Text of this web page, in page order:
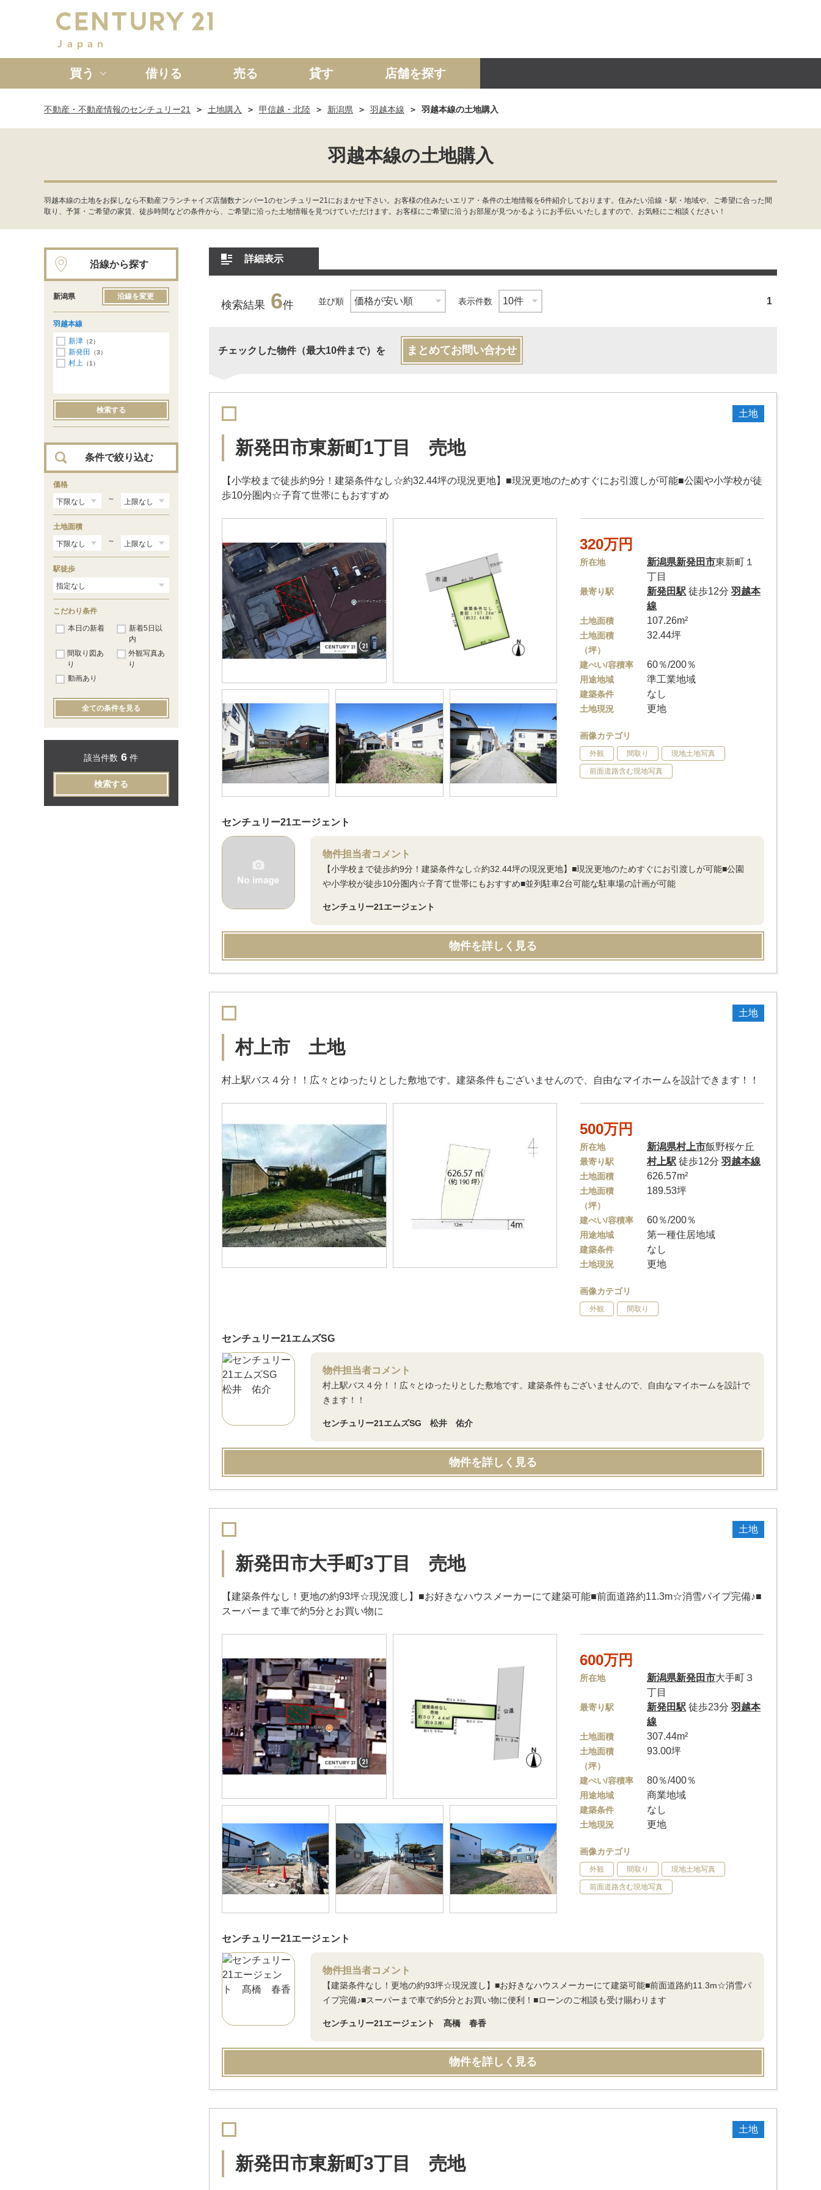
買う
新築一戸建て 中古一戸建て マンション 土地 事業投資用
借りる 売る 貸す 店舗を探す
不動産・不動産情報のセンチュリー21 土地購入 甲信越・北陸 新潟県 羽越本線 羽越本線の土地購入
羽越本線の土地購入
羽越本線の土地をお探しなら不動産フランチャイズ店舗数ナンバー1のセンチュリー21におまかせ下さい。お客様の住みたいエリア・条件の土地情報を6件紹介しております。住みたい沿線・駅・地域や、ご希望に合った間
取り、予算・ご希望の家賃、徒歩時間などの条件から、ご希望に沿った土地情報を見つけていただけます。お客様にご希望に沿うお部屋が見つかるようにお手伝いいたしますので、お気軽にご相談ください！
詳細表示
検索結果 6件 並び順 表示件数 1
チェックした物件（最大10件まで）を まとめてお問い合わせ
土地
新発田市東新町1丁目 売地
【小学校まで徒歩約9分！建築条件なし☆約32.44坪の現況更地】■現況更地のためすぐにお引渡しが可能■公園や小学校が徒
歩10分圏内☆子育て世帯にもおすすめ
320万円
所在地 新潟県新発田市東新町１
丁目
最寄り駅 新発田駅 徒歩12分羽越本
線
土地面積 107.26m²
土地面積
（坪）
32.44坪
建ぺい/容積率 60％/200％
用途地域 準工業地域
建築条件 なし
土地現況 更地
画像カテゴリ
外観 間取り 現地土地写真
前面道路含む現地写真
センチュリー21エージェント
物件担当者コメント
【小学校まで徒歩約9分！建築条件なし☆約32.44坪の現況更地】■現況更地のためすぐにお引渡しが可能■公園
や小学校が徒歩10分圏内☆子育て世帯にもおすすめ■並列駐車2台可能な駐車場の計画が可能
センチュリー21エージェント
物件を詳しく見る
土地
村上市 土地
村上駅バス４分！！広々とゆったりとした敷地です。建築条件もございませんので、自由なマイホームを設計できます！！
500万円
所在地 新潟県村上市飯野桜ケ丘
最寄り駅 村上駅 徒歩12分羽越本線
土地面積 626.57m²
土地面積
（坪）
189.53坪
建ぺい/容積率 60％/200％
用途地域 第一種住居地域
建築条件 なし
土地現況 更地
画像カテゴリ
外観 間取り
センチュリー21エムズSG
物件担当者コメント
村上駅バス４分！！広々とゆったりとした敷地です。建築条件もございませんので、自由なマイホームを設計で
きます！！
センチュリー21エムズSG 松井 佑介
物件を詳しく見る
土地
新発田市大手町3丁目 売地
【建築条件なし！更地の約93坪☆現況渡し】■お好きなハウスメーカーにて建築可能■前面道路約11.3m☆消雪パイプ完備♪■
スーパーまで車で約5分とお買い物に
600万円
所在地 新潟県新発田市大手町３
丁目
最寄り駅 新発田駅 徒歩23分羽越本
線
土地面積 307.44m²
土地面積
（坪）
93.00坪
建ぺい/容積率 80％/400％
用途地域 商業地域
建築条件 なし
土地現況 更地
画像カテゴリ
外観 間取り 現地土地写真
前面道路含む現地写真
センチュリー21エージェント
物件担当者コメント
【建築条件なし！更地の約93坪☆現況渡し】■お好きなハウスメーカーにて建築可能■前面道路約11.3m☆消雪パ
イプ完備♪■スーパーまで車で約5分とお買い物に便利！■ローンのご相談も受け賜わります
センチュリー21エージェント 髙橋 春香
物件を詳しく見る
土地
新発田市東新町3丁目 売地
沿線から探す
新潟県 沿線を変更
羽越本線
新津 （2）
新発田 （3）
村上 （1）
検索する
条件で絞り込む
価格
～
土地面積
～
駅徒歩
こだわり条件
本日の新着
新着5日以
内
間取り図あ
り
外観写真あ
り
動画あり
全ての条件を見る
該当件数 6 件
検索する